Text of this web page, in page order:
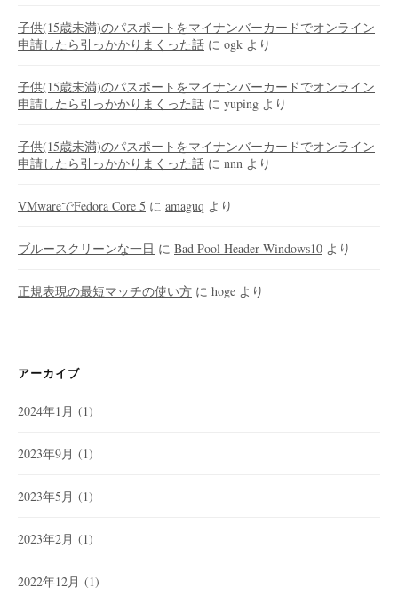
子供(15歳未満)のパスポートをマイナンバーカードでオンライン
申請したら引っかかりまくった話 に ogk より
子供(15歳未満)のパスポートをマイナンバーカードでオンライン
申請したら引っかかりまくった話 に yuping より
子供(15歳未満)のパスポートをマイナンバーカードでオンライン
申請したら引っかかりまくった話 に nnn より
VMwareでFedora Core 5 に amaguq より
ブルースクリーンな一日 に Bad Pool Header Windows10 より
正規表現の最短マッチの使い方 に hoge より
アーカイブ
2024年1月 (1)
2023年9月 (1)
2023年5月 (1)
2023年2月 (1)
2022年12月 (1)